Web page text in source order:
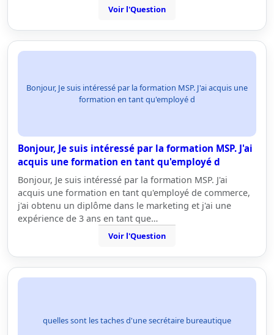
Voir l'Question
Bonjour, Je suis intéressé par la formation MSP. J'ai acquis une
formation en tant qu'employé d
Bonjour, Je suis intéressé par la formation MSP. J'ai
acquis une formation en tant qu'employé d
Bonjour, Je suis intéressé par la formation MSP. J'ai
acquis une formation en tant qu'employé de commerce,
j'ai obtenu un diplôme dans le marketing et j'ai une
expérience de 3 ans en tant que…
Voir l'Question
quelles sont les taches d'une secrétaire bureautique